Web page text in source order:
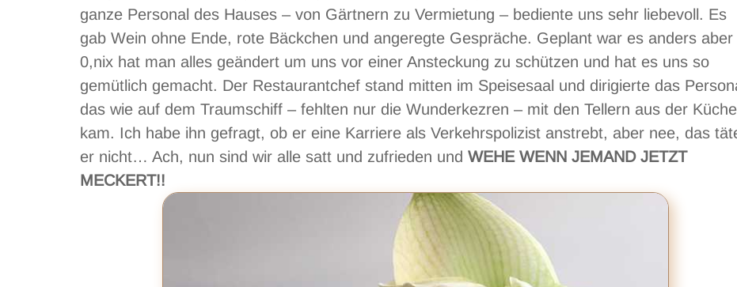
ganze Personal des Hauses – von Gärtnern zu Vermietung – bediente uns sehr liebevoll. Es
gab Wein ohne Ende, rote Bäckchen und angeregte Gespräche. Geplant war es anders aber
0,nix hat man alles geändert um uns vor einer Ansteckung zu schützen und hat es uns so
gemütlich gemacht. Der Restaurantchef stand mitten im Speisesaal und dirigierte das
das wie auf dem Traumschiff – fehlten nur die Wunderkezren – mit den Tellern aus der Küche
kam. Ich habe ihn gefragt, ob er eine Karriere als Verkehrspolizist anstrebt, aber nee, das
er nicht… Ach, nun sind wir alle satt und zufrieden und WEHE WENN JEMAND JETZT
MECKERT!!